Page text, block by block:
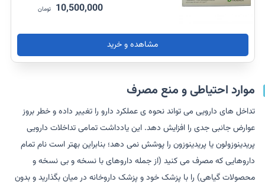
10,500,000 تومان
مشاهده و خرید
موارد احتیاطی و منع مصرف
تداخل های دارویی می تواند نحوه ی عملکرد دارو را تغییر داده و خطر بروز
عوارض جانبی جدی را افزایش دهد. این یادداشت تمامی تداخلات دارویی
پریدینوزولون یا پریدینوزون را پوشش نمی دهد؛ بنابراین بهتر است نام تمام
داروهایی که مصرف می کنید (از جمله داروهای با نسخه و بی نسخه و
محصولات گیاهی) را با پزشک خود و پزشک داروخانه در میان بگذارید و بدون